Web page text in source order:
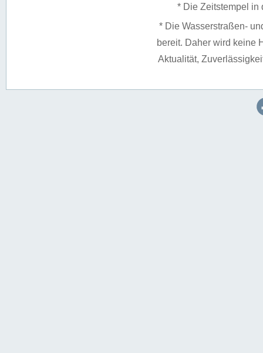
* Die Zeitstempel in
* Die Wasserstraßen-
bereit. Daher wird keine
Aktualität,